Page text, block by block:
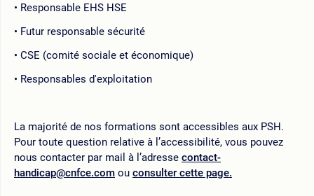
Responsable EHS HSE
Futur responsable sécurité
CSE (comité sociale et économique)
Responsables d'exploitation
La majorité de nos formations sont accessibles aux PSH.
Pour toute question relative à l’accessibilité, vous pouvez
nous contacter par mail à l’adresse contact-
handicap@cnfce.com ou consulter cette page.